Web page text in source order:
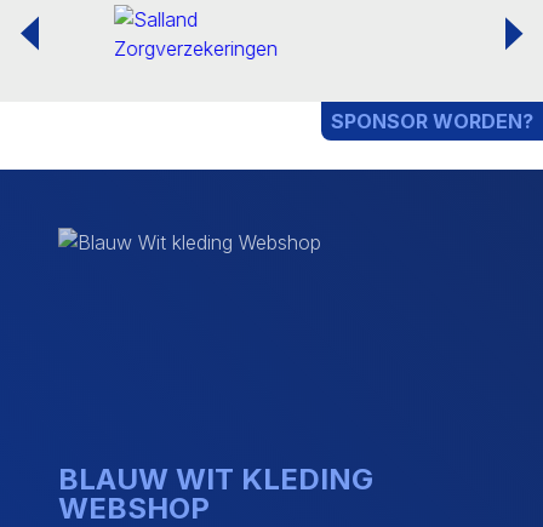
SPONSOR WORDEN?
BLAUW WIT KLEDING
WEBSHOP